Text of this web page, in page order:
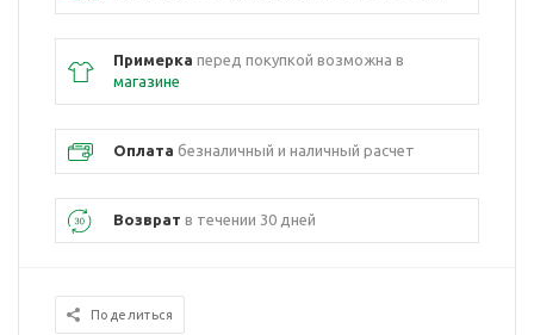
Примерка перед покупкой возможна в
магазине
Оплата безналичный и наличный расчет
Возврат в течении 30 дней
Поделиться